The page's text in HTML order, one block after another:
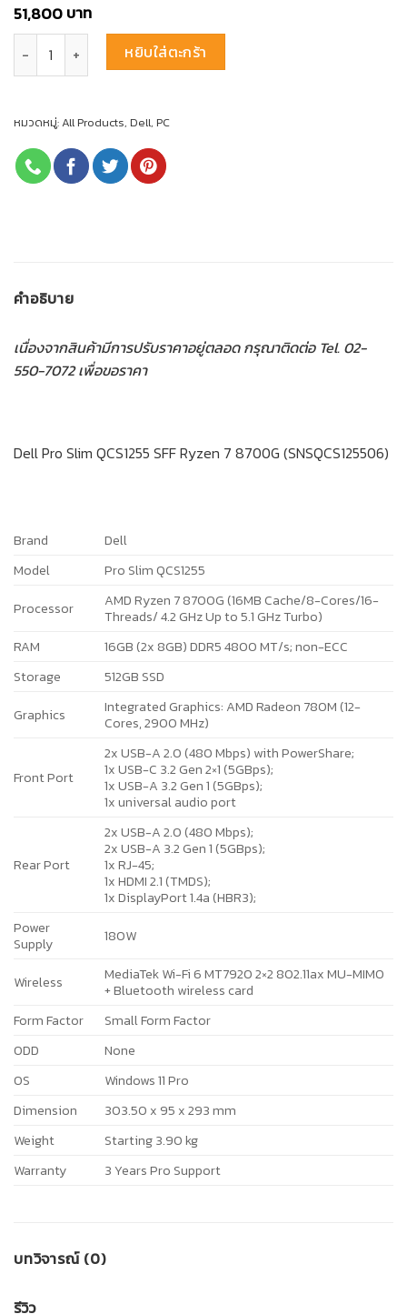
51,800บาท
จำนวน Dell Pro Slim QCS1255 SFF Ryzen 7 8700G (SNSQCS125506)
หยิบใส่ตะกร้า
หมวดหมู่:All Products, Dell, PC
คำอธิบาย
เนื่องจากสินค้ามีการปรับราคาอยู่ตลอด กรุณาติดต่อ Tel. 02-
550-7072 เพื่อขอราคา
Dell Pro Slim QCS1255 SFF Ryzen 7 8700G (SNSQCS125506)
Brand
Dell
Model
Pro Slim QCS1255
Processor
AMD Ryzen 7 8700G (16MB Cache/8-Cores/16-
Threads/ 4.2 GHz Up to 5.1 GHz Turbo)
RAM
16GB (2x 8GB) DDR5 4800 MT/s; non-ECC
Storage
512GB SSD
Graphics
Integrated Graphics: AMD Radeon 780M (12-
Cores, 2900 MHz)
Front Port
2x USB-A 2.0 (480 Mbps) with PowerShare;
1x USB-C 3.2 Gen 2×1 (5GBps);
1x USB-A 3.2 Gen 1 (5GBps);
1x universal audio port
Rear Port
2x USB-A 2.0 (480 Mbps);
2x USB-A 3.2 Gen 1 (5GBps);
1x RJ-45;
1x HDMI 2.1 (TMDS);
1x DisplayPort 1.4a (HBR3);
Power
Supply
180W
Wireless
MediaTek Wi-Fi 6 MT7920 2×2 802.11ax MU-MIMO
+ Bluetooth wireless card
Form Factor
Small Form Factor
ODD
None
OS
Windows 11 Pro
Dimension
303.50 x 95 x 293 mm
Weight
Starting 3.90 kg
Warranty
3 Years Pro Support
บทวิจารณ์ (0)
รีวิว